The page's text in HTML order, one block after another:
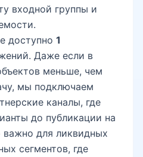
входной группы и
доступно 1
Даже если в
меньше, чем
мы подключаем
каналы, где
до публикации на
для ликвидных
сегментов, где